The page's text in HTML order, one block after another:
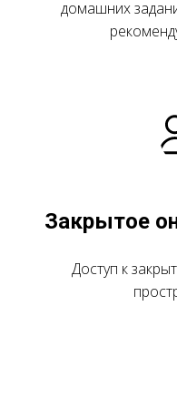
домашних
Закрытое
Доступ к